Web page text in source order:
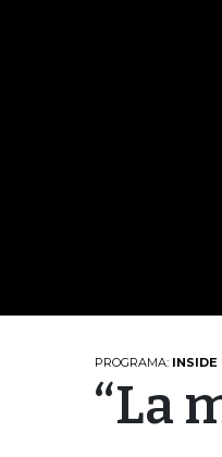
PROGRAMA: INSIDE
“La